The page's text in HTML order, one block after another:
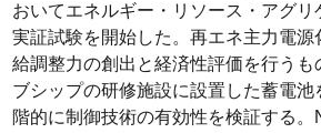
おいてエネルギー・リソース・アグリ
実証試験を開始した。再エネ主力電源
給調整力の創出と経済性評価を行うも
ブシップの研修施設に設置した蓄電池
階的に制御技術の有効性を検証する。